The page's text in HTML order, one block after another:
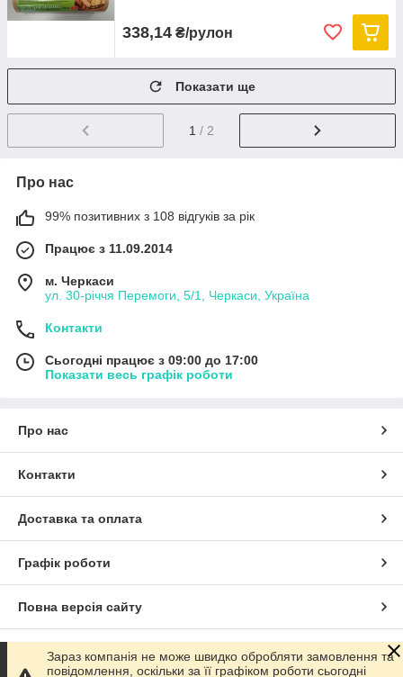
338,14 ₴/рулон
Показати ще
1 / 2
Про нас
99% позитивних з 108 відгуків за рік
Працює з 11.09.2014
м. Черкаси
ул. 30-рiччя Перемоги, 5/1, Черкаси, Україна
Контакти
Сьогодні працює з 09:00 до 17:00
Показати весь графік роботи
Про нас
Контакти
Доставка та оплата
Графік роботи
Повна версія сайту
Сайт створено на маркетплейсі Prom.ua
Зараз компанія не може швидко обробляти замовлення та
повідомлення, оскільки за її графіком роботи сьогодні